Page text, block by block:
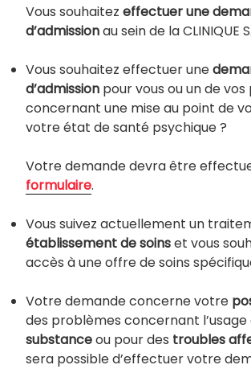
Vous souhaitez effectuer une
d’admissionau sein de la CLINIQUE
Vous souhaitez effectuer une
d’admission pour vous ou un de
concernant une mise au point de
votre état de santé psychique ?
Votre demande devra être
formulaire.
Vous suivez actuellement un
établissement de soinset vous
accès à une offre de soins
Votre demande concerne votre
des problèmes concernant l’usage
substanceou pour des troubles
sera possible d’effectuer votre